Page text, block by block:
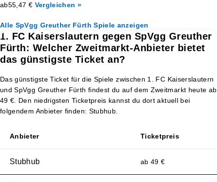
ab55,47 € Vergleichen »
Alle SpVgg Greuther Fürth Spiele anzeigen
1. FC Kaiserslautern gegen SpVgg Greuther
Fürth: Welcher Zweitmarkt-Anbieter bietet
das günstigste Ticket an?
Das günstigste Ticket für die Spiele zwischen 1. FC Kaiserslautern
und SpVgg Greuther Fürth findest du auf dem Zweitmarkt heute ab
49 €. Den niedrigsten Ticketpreis kannst du dort aktuell bei
folgendem Anbieter finden: Stubhub.
Anbieter Ticketpreis
Stubhub ab 49 €